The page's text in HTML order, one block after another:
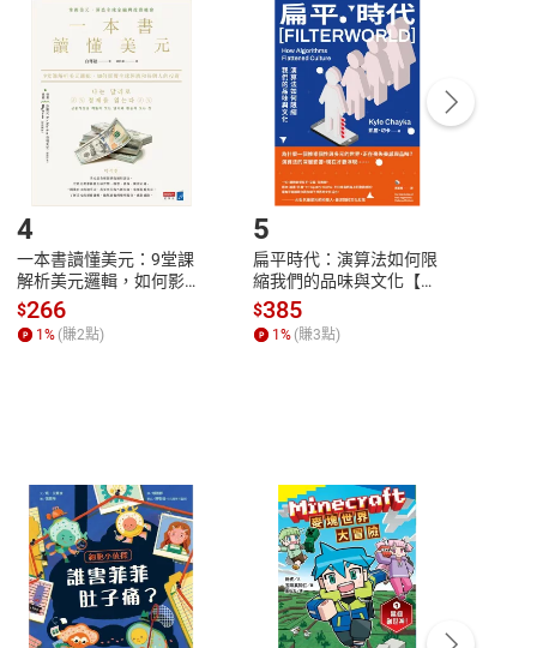
點選「瀏覽訂單明細」 「申請取消訂單/退
貨。
付款方式
Payment
完成訂單
Complete
號，下載書籍後看書
客服資訊
4
一本書讀懂美元：9堂課
解析美元邏輯，如何影響
全球經濟和每個人的投資
【電子書】
$266
1% (賺2點)
5
扁平時代：演算法如何限
縮我們的品味與文化【電
子書】
$385
1% (賺3點)